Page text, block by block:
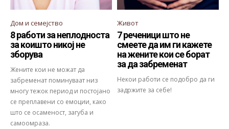
Дом и семејство
8 работи за неплодноста
за коишто никој не
зборува
Жените кои не можат да
забременат поминуваат низ
многу тежок период и постојано
се преплавени со емоции, како
што се осаменост, загуба и
самоомраза.
Живот
7 реченици што не
смеете да им ги кажете
на жените кои се борат
за да забременат
Некои работи се подобро да ги
задржите за себе!